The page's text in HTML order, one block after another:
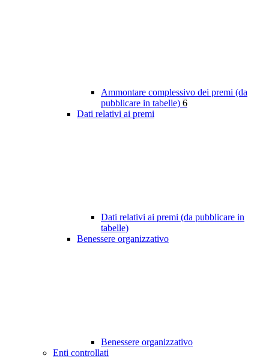
Ammontare complessivo dei premi (da
pubblicare in tabelle) 6
Dati relativi ai premi
Dati relativi ai premi (da pubblicare in
tabelle)
Benessere organizzativo
Benessere organizzativo
Enti controllati